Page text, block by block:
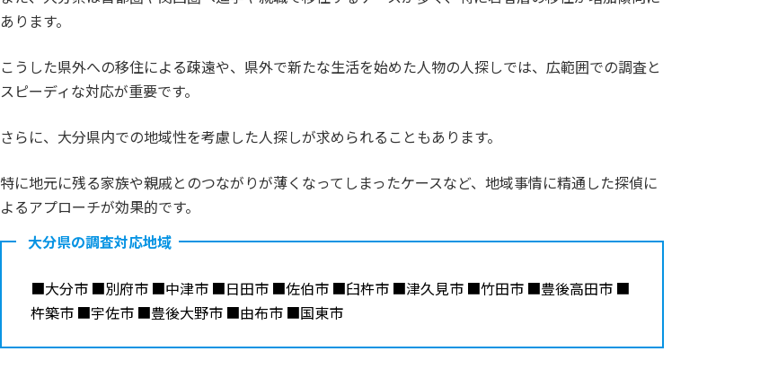
あります。
こうした県外への移住による疎遠や、県外で新たな生活を始めた人物の人探しでは、広範囲での調査と
スピーディな対応が重要です。
さらに、大分県内での地域性を考慮した人探しが求められることもあります。
特に地元に残る家族や親戚とのつながりが薄くなってしまったケースなど、地域事情に精通した探偵に
よるアプローチが効果的です。
大分県の調査対応地域
■大分市 ■別府市 ■中津市 ■日田市 ■佐伯市 ■臼杵市 ■津久見市 ■竹田市 ■豊後高田市 ■
杵築市 ■宇佐市 ■豊後大野市 ■由布市 ■国東市